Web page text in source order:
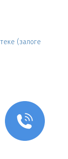
(залоге